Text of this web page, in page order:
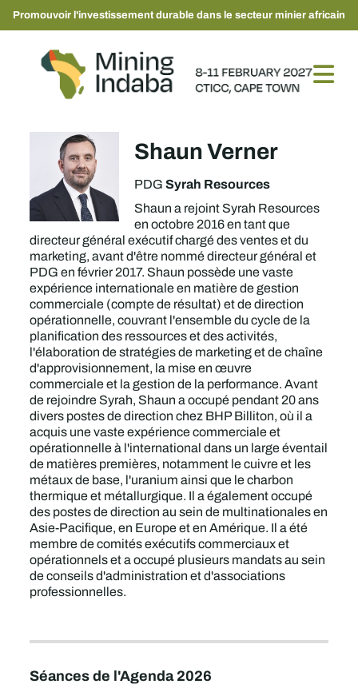
Promouvoir l'investissement durable dans le secteur minier africain
Shaun Verner
PDGSyrah Resources
Shaun a rejoint Syrah Resources
en octobre 2016 en tant que
directeur général exécutif chargé des ventes et du
marketing, avant d'être nommé directeur général et
PDG en février 2017. Shaun possède une vaste
expérience internationale en matière de gestion
commerciale (compte de résultat) et de direction
opérationnelle, couvrant l'ensemble du cycle de la
planification des ressources et des activités,
l'élaboration de stratégies de marketing et de chaîne
d'approvisionnement, la mise en œuvre
commerciale et la gestion de la performance. Avant
de rejoindre Syrah, Shaun a occupé pendant 20 ans
divers postes de direction chez BHP Billiton, où il a
acquis une vaste expérience commerciale et
opérationnelle à l'international dans un large éventail
de matières premières, notamment le cuivre et les
métaux de base, l'uranium ainsi que le charbon
thermique et métallurgique. Il a également occupé
des postes de direction au sein de multinationales en
Asie-Pacifique, en Europe et en Amérique. Il a été
membre de comités exécutifs commerciaux et
opérationnels et a occupé plusieurs mandats au sein
de conseils d'administration et d'associations
professionnelles.
Séances de l'Agenda 2026